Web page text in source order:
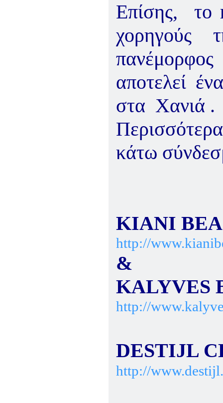
Επίσης, το
χορηγούς
αποτελεί
στα Χανιά .
κάτω
KIANI
http://
&
KALYVES
http://
DESTIJL
http://